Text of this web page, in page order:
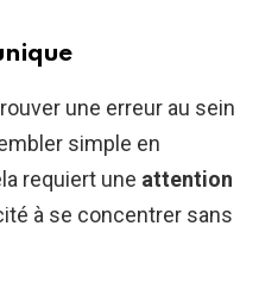
une erreur au sein
simple en
requiert une attention
à se concentrer sans